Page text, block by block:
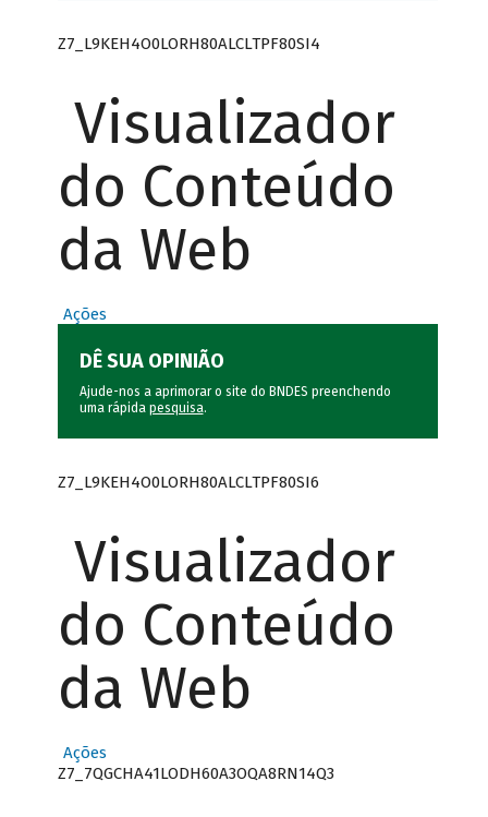
Z7_L9KEH4O0LORH80ALCLTPF80SI4
Visualizador
do Conteúdo
da Web
Ações
DÊ SUA OPINIÃO
Ajude-nos a aprimorar o site do BNDES preenchendo
uma rápida pesquisa.
Z7_L9KEH4O0LORH80ALCLTPF80SI6
Visualizador
do Conteúdo
da Web
Ações
Z7_7QGCHA41LODH60A3OQA8RN14Q3